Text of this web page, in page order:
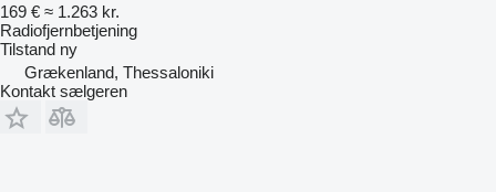
169 € ≈ 1.263 kr.
Radiofjernbetjening
Tilstand ny
Grækenland, Thessaloniki
Kontakt sælgeren